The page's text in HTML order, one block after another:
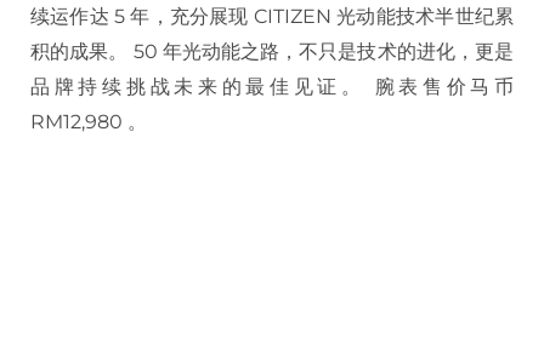
续运作达 5 年，充分展现 CITIZEN 光动能技术半世纪累
积的成果。 50 年光动能之路，不只是技术的进化，更是
品牌持续挑战未来的最佳见证。 腕表售价马币
RM12,980 。